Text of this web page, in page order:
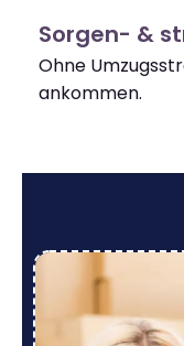
Sorgen- &
Ohne
ankommen.